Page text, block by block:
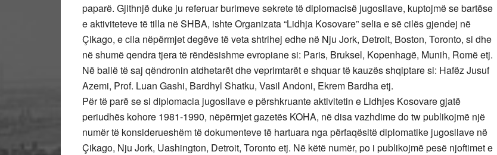
paparë. Gjithnjë duke ju referuar burimeve sekrete të diplomacisë jugosllave, kuptojmë se bartëse
e aktiviteteve të tilla në SHBA, ishte Organizata “Lidhja Kosovare” selia e së cilës gjendej në
Çikago, e cila nëpërmjet degëve të veta shtrihej edhe në Nju Jork, Detroit, Boston, Toronto, si dhe
në shumë qendra tjera të rëndësishme evropiane si: Paris, Bruksel, Kopenhagë, Munih, Romë etj.
Në ballë të saj qëndronin atdhetarët dhe veprimtarët e shquar të kauzës shqiptare si: Hafëz Jusuf
Azemi, Prof. Luan Gashi, Bardhyl Shatku, Vasil Andoni, Ekrem Bardha etj.
Për të parë se si diplomacia jugosllave e përshkruante aktivitetin e Lidhjes Kosovare gjatë
periudhës kohore 1981-1990, nëpërmjet gazetës KOHA, në disa vazhdime do tw publikojmë një
numër të konsiderueshëm të dokumenteve të hartuara nga përfaqësitë diplomatike jugosllave në
Çikago, Nju Jork, Uashington, Detroit, Toronto etj. Në këtë numër, po i publikojmë pesë njoftimet e